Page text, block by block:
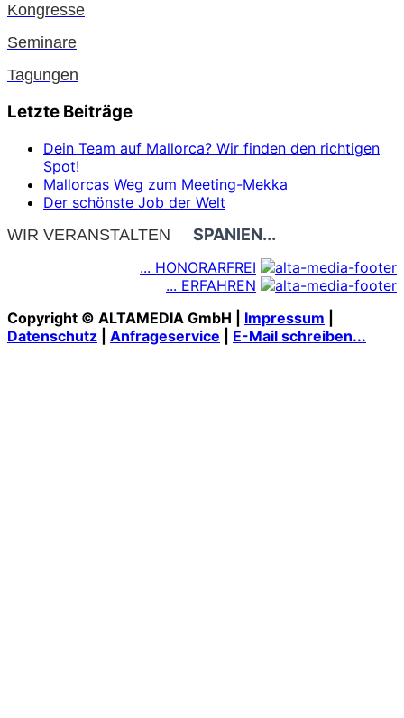
Kongresse
Seminare
Tagungen
Letzte Beiträge
Dein Team auf Mallorca? Wir finden den richtigen
Spot!
Mallorcas Weg zum Meeting-Mekka
Der schönste Job der Welt
WIR VERANSTALTEN
SPANIEN...
... HONORARFREI
... ERFAHREN
Copyright © ALTAMEDIA GmbH | Impressum
Datenschutz
Anfrageservice E-Mail schreiben...